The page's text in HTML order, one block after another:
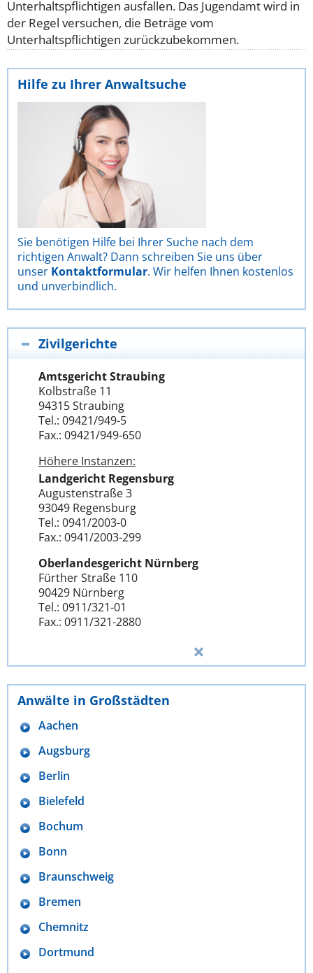
Unterhaltspflichtigen ausfallen. Das Jugendamt wird in
der Regel versuchen, die Beträge vom
Unterhaltspflichtigen zurückzubekommen.
Hilfe zu Ihrer Anwaltsuche
Sie benötigen Hilfe bei Ihrer Suche nach dem
richtigen Anwalt? Dann schreiben Sie uns über
unser Kontaktformular. Wir helfen Ihnen kostenlos
und unverbindlich.
Zivilgerichte
Amtsgericht Straubing
Kolbstraße 11
94315 Straubing
Tel.: 09421/949-5
Fax.: 09421/949-650
Höhere Instanzen:
Landgericht Regensburg
Augustenstraße 3
93049 Regensburg
Tel.: 0941/2003-0
Fax.: 0941/2003-299
Oberlandesgericht Nürnberg
Fürther Straße 110
90429 Nürnberg
Tel.: 0911/321-01
Fax.: 0911/321-2880
Anwälte in Großstädten
Aachen
Augsburg
Berlin
Bielefeld
Bochum
Bonn
Braunschweig
Bremen
Chemnitz
Dortmund